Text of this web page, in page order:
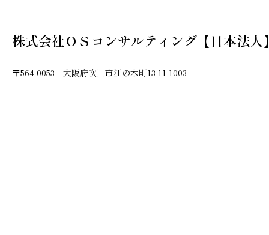
株式会社ＯＳコンサルティング【日本法人
〒564-0053 大阪府吹田市江の木町13-11-1003